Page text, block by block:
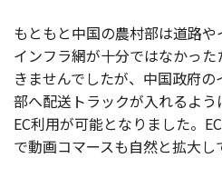
もともと中国の農村部は道路
インフラ網が十分ではなかった
きませんでしたが、中国政府
部へ配送トラックが入れるよ
EC利用が可能となりました。
で動画コマースも自然と拡大し